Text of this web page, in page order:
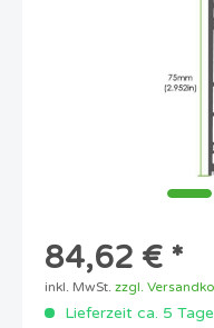
84,62 € *
inkl. MwSt. zzgl.
Lieferzeit ca. 5 Tage